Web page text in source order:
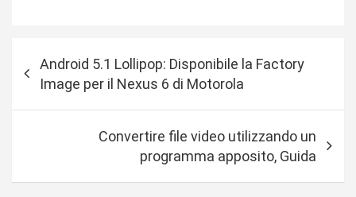
a
Android 5.1 Lollipop: Disponibile la Factory
Image per il Nexus 6 di Motorola
Convertire file video utilizzando un
programma apposito, Guida